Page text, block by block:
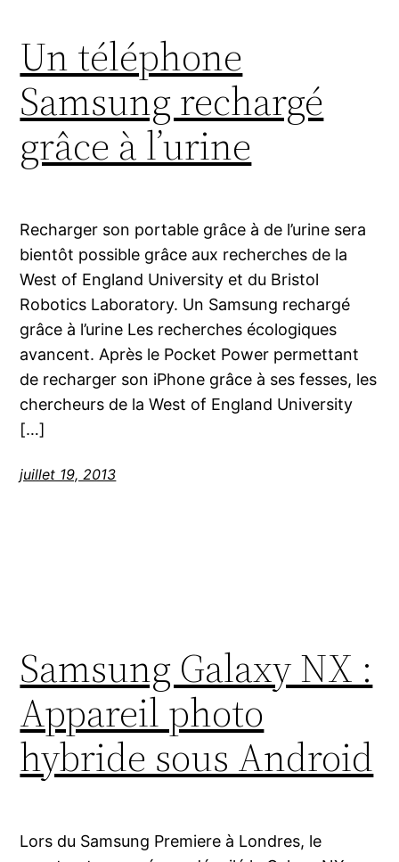
Un téléphone
Samsung rechargé
grâce à l’urine
Recharger son portable grâce à de l’urine sera
bientôt possible grâce aux recherches de la
West of England University et du Bristol
Robotics Laboratory. Un Samsung rechargé
grâce à l’urine Les recherches écologiques
avancent. Après le Pocket Power permettant
de recharger son iPhone grâce à ses fesses, les
chercheurs de la West of England University
[…]
juillet 19, 2013
Samsung Galaxy NX :
Appareil photo
hybride sous Android
Lors du Samsung Premiere à Londres, le